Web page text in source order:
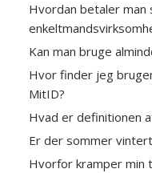
Hvordan betaler man
Kan man bruge
Hvor finder jeg
MitID?
Hvad er definitionen
Er der sommer
Hvorfor kramper min